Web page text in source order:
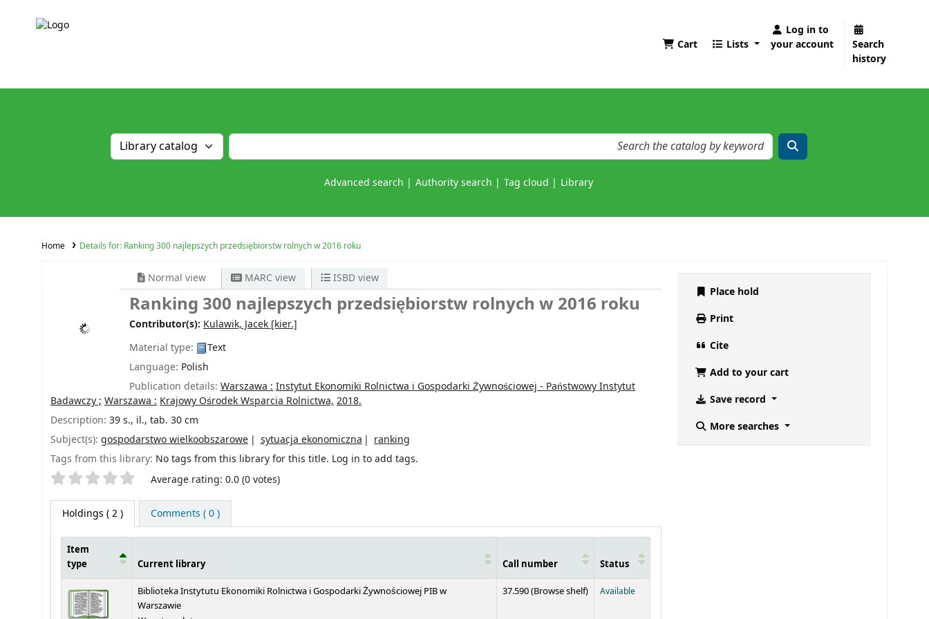
Cart Lists
Log in to
your account
Search
history
Advanced search Authority search Tag cloud Library
Home Details for: Ranking 300 najlepszych przedsiębiorstw rolnych w 2016 roku
Normal view MARC view ISBD view
Ranking 300 najlepszych przedsiębiorstw rolnych w 2016 roku
Contributor(s): Kulawik, Jacek [kier.]
Material type:
Text
Language: Polish
Publication details: Warszawa : Instytut Ekonomiki Rolnictwa i Gospodarki Żywnościowej - Państwowy Instytut
Badawczy ; Warszawa : Krajowy Ośrodek Wsparcia Rolnictwa, 2018.
Description: 39 s., il., tab. 30 cm
Subject(s): gospodarstwo wielkoobszarowe sytuacja ekonomiczna
ranking
Tags from this library: No tags from this library for this title. Log in to add tags.
Star ratings Average rating: 0.0 (0 votes)
Holdings ( 2 ) Comments ( 0 )
Item
type
Current library Call number Status
Biblioteka Instytutu Ekonomiki Rolnictwa i Gospodarki Żywnościowej PIB w
Warszawie
37.590 (Browse shelf(Opens below)
) Available
Place hold
Print
Cite
Add to your cart
Save record
More searches